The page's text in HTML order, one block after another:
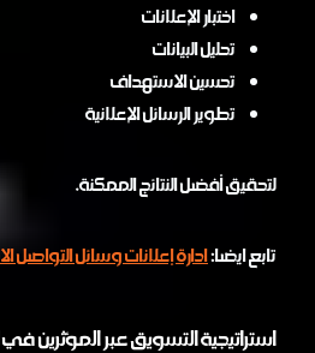
اختبار الإعلانات
تحليل البيانات
تحسين الاستهداف
تطوير الرسائل الإعلانية
لتحقيق أفضل النتائج الممكنة.
تابع ايضا:ادارة إعلانات وسائل
استراتيجية التسويق عبر المؤثرين